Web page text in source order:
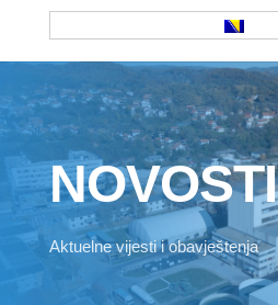
NOVOSTI
Aktuelne vijesti i obavještenja